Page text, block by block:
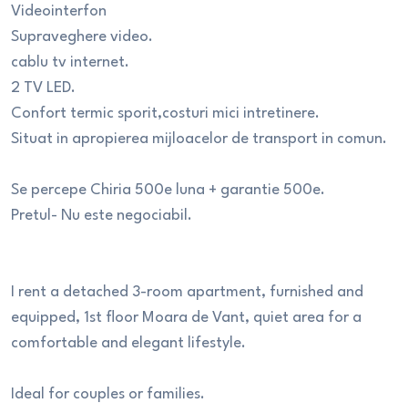
Videointerfon
Supraveghere video.
cablu tv internet.
2 TV LED.
Confort termic sporit,costuri mici intretinere.
Situat in apropierea mijloacelor de transport in comun.
Se percepe Chiria 500e luna + garantie 500e.
Pretul- Nu este negociabil.
I rent a detached 3-room apartment, furnished and
equipped, 1st floor Moara de Vant, quiet area for a
comfortable and elegant lifestyle.
Ideal for couples or families.